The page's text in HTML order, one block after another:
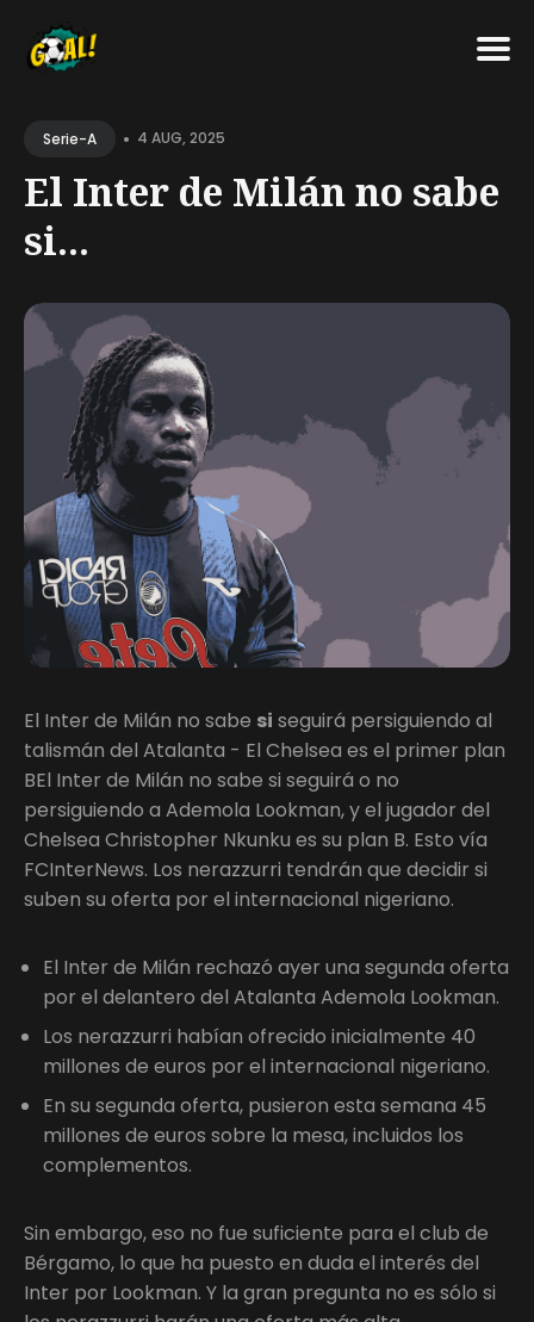
for
Blog
Serie-A • 4 AUG, 2025
El Inter de Milán no sabe
si...
El Inter de Milán no sabe si seguirá persiguiendo al
talismán del Atalanta - El Chelsea es el primer plan
BEl Inter de Milán no sabe si seguirá o no
persiguiendo a Ademola Lookman, y el jugador del
Chelsea Christopher Nkunku es su plan B. Esto vía
FCInterNews. Los nerazzurri tendrán que decidir si
suben su oferta por el internacional nigeriano.
El Inter de Milán rechazó ayer una segunda oferta
por el delantero del Atalanta Ademola Lookman.
Los nerazzurri habían ofrecido inicialmente 40
millones de euros por el internacional nigeriano.
En su segunda oferta, pusieron esta semana 45
millones de euros sobre la mesa, incluidos los
complementos.
Sin embargo, eso no fue suficiente para el club de
Bérgamo, lo que ha puesto en duda el interés del
Inter por Lookman. Y la gran pregunta no es sólo si